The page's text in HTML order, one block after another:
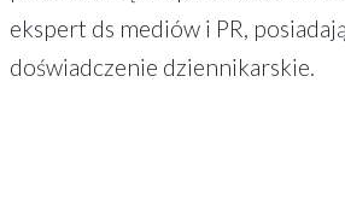
ekspert ds mediów i PR,
doświadczenie dziennikarskie.